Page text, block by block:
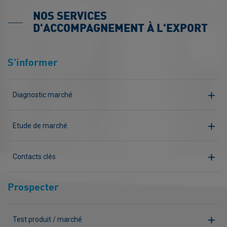
NOS SERVICES
D'ACCOMPAGNEMENT À L'EXPORT
S'informer
Diagnostic marché
Etude de marché
Contacts clés
Prospecter
Test produit / marché